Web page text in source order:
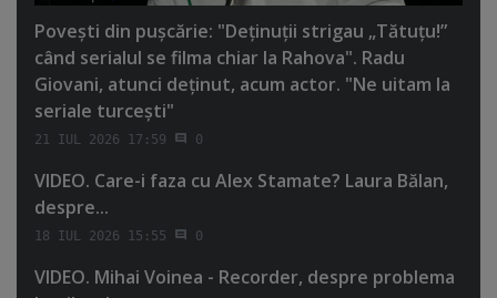
Poveşti din puşcărie: "Deţinuţii strigau „Tătuţu!”
când serialul se filma chiar la Rahova". Radu
Giovani, atunci deţinut, acum actor. "Ne uitam la
seriale turceşti"
21 IUL 2026 17:59 0
VIDEO. Care-i faza cu Alex Stamate? Laura Bălan,
despre...
18 IUL 2026 15:55 0
VIDEO. Mihai Voinea - Recorder, despre problema